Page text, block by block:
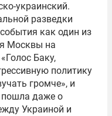
украинский.
разведки
как один из
Москвы на
Баку,
политику
громче», и
пошла даже о
Украиной и